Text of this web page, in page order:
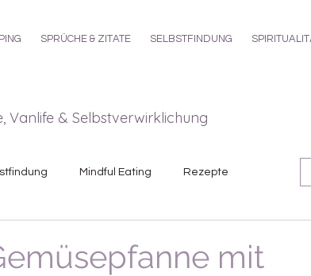
SPRÜCHE & ZITATE SELBSTFINDUNG
Vanlife & Selbstverwirklichung
Mindful Eating Rezepte
mit